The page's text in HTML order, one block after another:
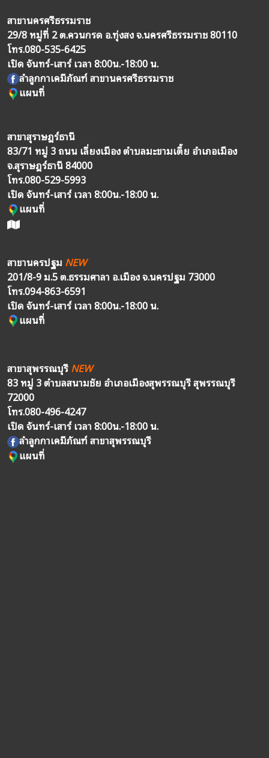
สาขานครศรีธรรมราช
29/8 หมู่ที่ 2 ต.ควนกรด อ.ทุ่งสง จ.นครศรีธรรมราช 80110
โทร.080-535-6425
เปิด จันทร์-เสาร์ เวลา 8:00น.-18:00 น.
ลำลูกกาเคมีภัณฑ์ สาขานครศรีธรรมราช
แผนที่
สาขาสุราษฎร์ธานี
83/71 หมู่ 3 ถนน เลี่ยงเมือง ตำบลมะขามเตี้ย อำเภอเมือง
จ.สุราษฎร์ธานี 84000
โทร.080-529-5993
เปิด จันทร์-เสาร์ เวลา 8:00น.-18:00 น.
แผนที่
สาขานครปฐม NEW
201/8-9 ม.5 ต.ธรรมศาลา อ.เมือง จ.นครปฐม 73000
โทร.094-863-6591
เปิด จันทร์-เสาร์ เวลา 8:00น.-18:00 น.
แผนที่
สาขาสุพรรณบุรีNEW
83 หมู่ 3 ตำบลสนามชัย อำเภอเมืองสุพรรณบุรี สุพรรณบุรี
72000
โทร.080-496-4247
เปิด จันทร์-เสาร์ เวลา 8:00น.-18:00 น.
ลำลูกกาเคมีภัณฑ์ สาขาสุพรรณบุรี
แผนที่